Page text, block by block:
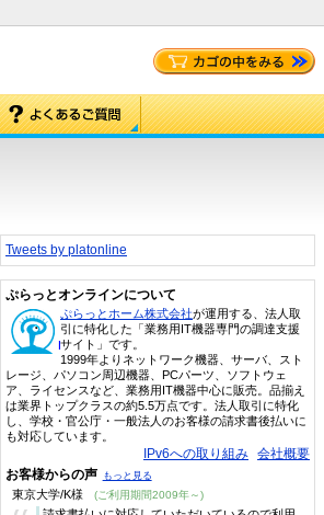
Tweets by platonline
ぷらっとオンラインについて
ぷらっとホーム株式会社が運用する、法人取
引に特化した「業務用IT機器専門の調達支援
サイト」です。
1999年よりネットワーク機器、サーバ、スト
レージ、パソコン周辺機器、PCパーツ、ソフトウェ
ア、ライセンスなど、業務用IT機器中心に販売。品揃え
は業界トップクラスの約5.5万点です。法人取引に特化
し、学校・官公庁・一般法人のお客様の請求書後払いに
も対応しています。
IPv6への取り組み 会社概要
お客様からの声 もっと見る
東京大学/K様 (ご利用期間2009年～)